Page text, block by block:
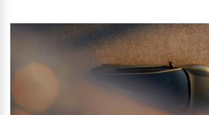
Volvo Gebrauchtwagenbörse
Gebrauchtwagen
Aktuelle Zubehörangebote
Unser Team
Karriere
Unsere News & Events